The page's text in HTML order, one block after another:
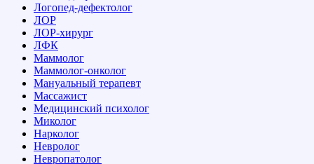
Логопед-дефектолог
ЛОР
ЛОР-хирург
ЛФК
Маммолог
Маммолог-онколог
Мануальный терапевт
Массажист
Медицинский психолог
Миколог
Нарколог
Невролог
Невропатолог